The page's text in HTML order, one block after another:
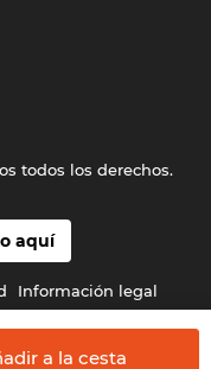
a la cesta
aquí
Información legal
todos los derechos.